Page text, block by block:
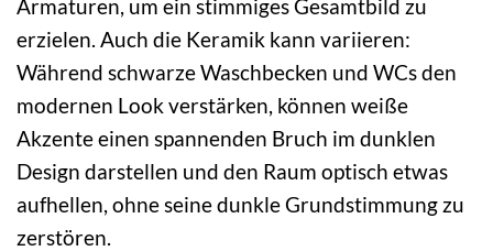
Armaturen, um ein stimmiges Gesamtbild zu
erzielen. Auch die Keramik kann variieren:
Während schwarze Waschbecken und WCs den
modernen Look verstärken, können weiße
Akzente einen spannenden Bruch im dunklen
Design darstellen und den Raum optisch etwas
aufhellen, ohne seine dunkle Grundstimmung zu
zerstören.